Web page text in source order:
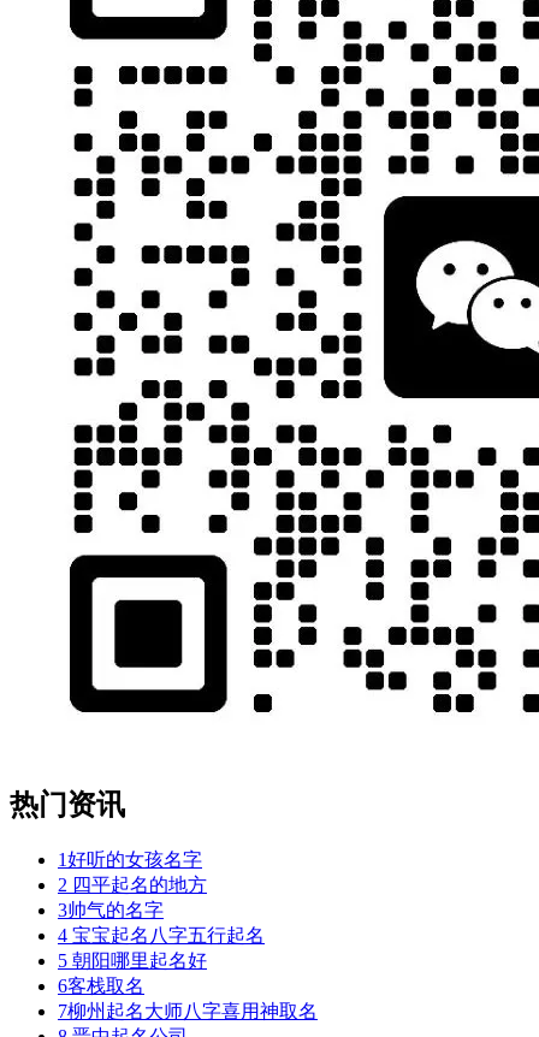
热门资讯
1好听的女孩名字
2 四平起名的地方
3帅气的名字
4 宝宝起名八字五行起名
5 朝阳哪里起名好
6客栈取名
7柳州起名大师八字喜用神取名